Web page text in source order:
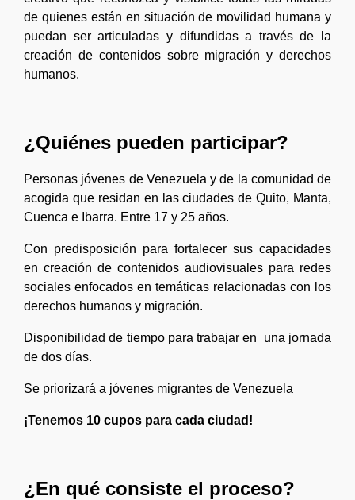
de quienes están en situación de movilidad humana y
puedan ser articuladas y difundidas a través de la
creación de contenidos sobre migración y derechos
humanos.
¿Quiénes pueden participar?
Personas jóvenes de Venezuela y de la comunidad de
acogida que residan en las ciudades de Quito, Manta,
Cuenca e Ibarra. Entre 17 y 25 años.
Con predisposición para fortalecer sus capacidades
en creación de contenidos audiovisuales para redes
sociales enfocados en temáticas relacionadas con los
derechos humanos y migración.
Disponibilidad de tiempo para trabajar en una jornada
de dos días.
Se priorizará a jóvenes migrantes de Venezuela
¡Tenemos 10 cupos para cada ciudad!
¿En qué consiste el proceso?